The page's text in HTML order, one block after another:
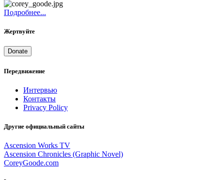
Подробнее...
Жертвуйте
Donate
Передвижение
Интервью
Контакты
Privacy Policy
Другие официальный сайты
Ascension Works TV
Ascension Chronicles (Graphic Novel)
CoreyGoode.com